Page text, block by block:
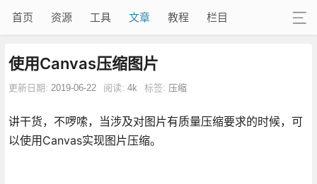
首页 资源 工具 文章 教程 栏目
使用Canvas压缩图片
更新日期: 2019-06-22 阅读: 4k 标签: 压缩
讲干货，不啰嗦，当涉及对图片有质量压缩要求的时候，可
以使用Canvas实现图片压缩。